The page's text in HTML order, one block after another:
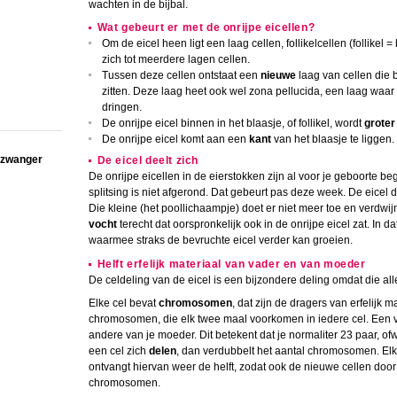
wachten in de bijbal.
Wat gebeurt er met de onrijpe eicellen?
Om de eicel heen ligt een laag cellen, follikelcellen (follikel
zich tot meerdere lagen cellen.
Tussen deze cellen ontstaat een nieuwelaag van cellen die
zitten. Deze laag heet ook wel zona pellucida, een laag
dringen.
De onrijpe eicel binnen in het blaasje, of follikel, wordtgroter
De onrijpe eicel komt aan een kantvan het blaasje te liggen.
De eicel deelt zich
De onrijpe eicellen in de eierstokken zijn al voor je geboorte
splitsing is niet afgerond. Dat gebeurt pas deze week. De eicel
Die kleine (het poollichaampje) doet er niet meer toe en
vochtterecht dat oorspronkelijk ook in de onrijpe eicel zat. In
waarmee straks de bevruchte eicel verder kan groeien.
Helft erfelijk materiaal van vader en van moeder
De celdeling van de eicel is een bijzondere deling omdat die
Elke cel bevatchromosomen, dat zijn de dragers van erfelijk
chromosomen, die elk twee maal voorkomen in iedere cel. Een
andere van je moeder. Dit betekent dat je normaliter 23 paar,
een cel zich delen, dan verdubbelt het aantal chromosomen.
ontvangt hiervan weer de helft, zodat ook de nieuwe cellen
chromosomen.